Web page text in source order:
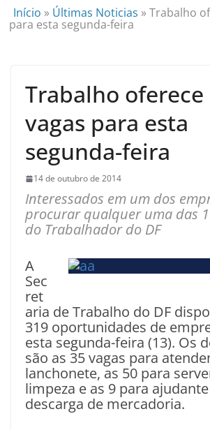
Início » Últimas Noticias »Trabalho
para esta segunda-feira
Trabalho oferece
vagas para esta
segunda-feira
14 de outubro de 2014
Interessados em um dos
procurar qualquer uma das
do Trabalhador do DF
A
Sec
ret
aria de Trabalho do DF
319 oportunidades de
esta segunda-feira (13). Os
são as 35 vagas para
lanchonete, as 50 para
limpeza e as 9 para
descarga de mercadoria.